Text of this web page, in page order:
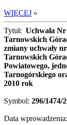
WIĘCEJ »
Tytuł: Uchwała
Tarnowskich
zmiany uchwały
Tarnowskich
Powiatowego,
Tarnogórskiego
2010 rok
Symbol: 296/1474/
Data wprowadzenia: